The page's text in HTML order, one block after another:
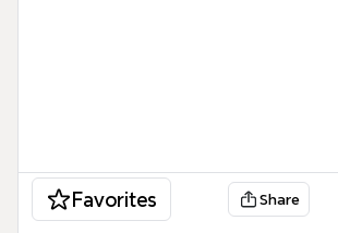
Favorites Share